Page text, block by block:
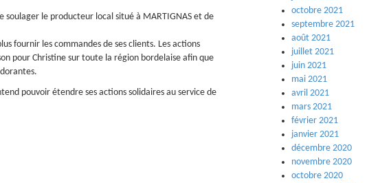
soulager le producteur local situé à MARTIGNAS et de
fournir les commandes de ses clients. Les actions
pour Christine sur toute la région bordelaise afin que
pouvoir étendre ses actions solidaires au service de
octobre 2021
septembre 2021
août 2021
juillet 2021
juin 2021
mai 2021
avril 2021
mars 2021
février 2021
janvier 2021
décembre 2020
novembre 2020
octobre 2020